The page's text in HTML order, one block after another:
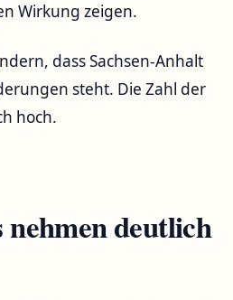
Wirkung zeigen.
dass Sachsen-Anhalt
steht. Die Zahl der
hoch.
nehmen deutlich